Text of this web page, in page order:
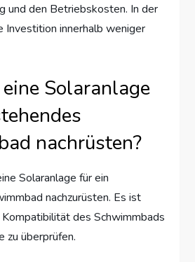
und den Betriebskosten. In der
Investition innerhalb weniger
Solaranlage
nachrüsten?
Solaranlage für ein
nachzurüsten. Es ist
des Schwimmbads
zu überprüfen.